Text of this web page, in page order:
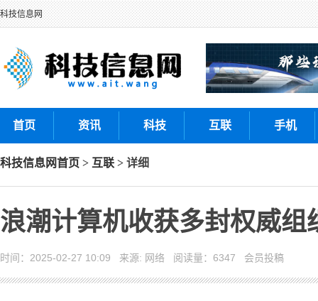
科技信息网
首页 资讯 科技 互联 手机
科技信息网首页 > 互联 > 详细
浪潮计算机收获多封权威
时间：2025-02-27 10:09 来源: 网络 阅读量：6347 会员投稿